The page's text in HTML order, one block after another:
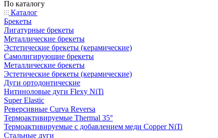
По каталогу
Каталог
Брекеты
Лигатурные брекеты
Металлические брекеты
Эстетические брекеты (керамические)
Самолигирующие брекеты
Металлические брекеты
Эстетические брекеты (керамические)
Дуги ортодонтические
Нитиноловые дуги Flexy NiTi
Super Elastic
Реверсивные Curva Reversa
Термоактивируемые Thermal 35°
Термоактивируемые с добавлением меди Copper NiTi
Стальные дуги